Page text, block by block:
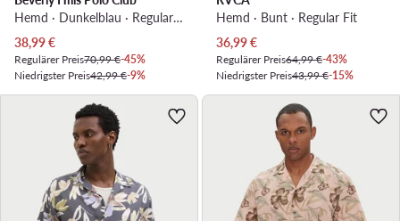
Hemd · Dunkelblau · Regular Fit
Aktueller Preis
38,99€
Regulärer Preis70,99 €-45%
Niedrigster Preis42,99 €-9%
Hemd · Bunt · Regular Fit
Aktueller Preis
36,99€
Regulärer Preis64,99 €-43%
Niedrigster Preis43,99 €-15%